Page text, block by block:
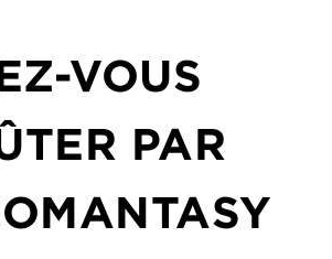
VOUS
TER PAR